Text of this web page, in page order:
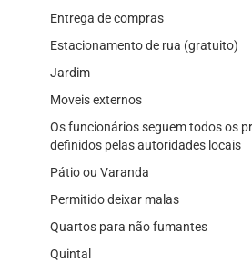
Entrega de compras
Estacionamento de rua (gratuito)
Jardim
Moveis externos
Os funcionários seguem todos os
definidos pelas autoridades locais
Pátio ou Varanda
Permitido deixar malas
Quartos para não fumantes
Quintal